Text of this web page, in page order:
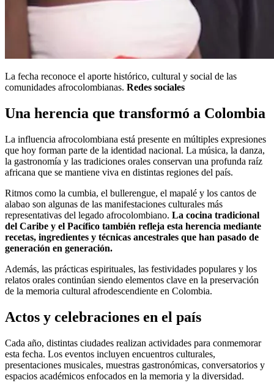
La fecha reconoce el aporte histórico, cultural y social de las
comunidades afrocolombianas. Redes sociales
Una herencia que transformó a Colombia
La influencia afrocolombiana está presente en múltiples expresiones
que hoy forman parte de la identidad nacional. La música, la danza,
la gastronomía y las tradiciones orales conservan una profunda raíz
africana que se mantiene viva en distintas regiones del país.
Ritmos como la cumbia, el bullerengue, el mapalé y los cantos de
alabao son algunas de las manifestaciones culturales más
representativas del legado afrocolombiano. La cocina tradicional
del Caribe y el Pacífico también refleja esta herencia mediante
recetas, ingredientes y técnicas ancestrales que han pasado de
generación en generación.
Además, las prácticas espirituales, las festividades populares y los
relatos orales continúan siendo elementos clave en la preservación
de la memoria cultural afrodescendiente en Colombia.
Actos y celebraciones en el país
Cada año, distintas ciudades realizan actividades para conmemorar
esta fecha. Los eventos incluyen encuentros culturales,
presentaciones musicales, muestras gastronómicas, conversatorios y
espacios académicos enfocados en la memoria y la diversidad.